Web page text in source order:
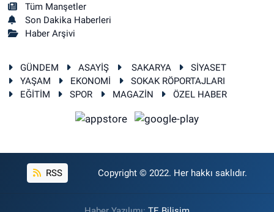
Tüm Manşetler
Son Dakika Haberleri
Haber Arşivi
GÜNDEM ASAYİŞ SAKARYA
SİYASET
YAŞAM
EKONOMİ
SOKAK RÖPORTAJLARI
EĞİTİM
SPOR MAGAZİN ÖZEL HABER
RSS Copyright © 2022. Her hakkı saklıdır.